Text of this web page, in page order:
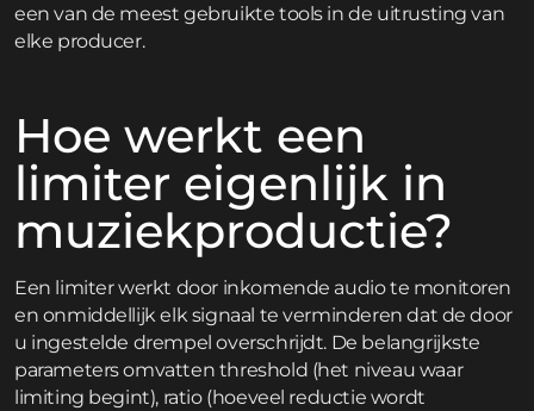
een van de meest gebruikte tools in de uitrusting van
elke producer.
Hoe werkt een
limiter eigenlijk in
muziekproductie?
Een limiter werkt door inkomende audio te monitoren
en onmiddellijk elk signaal te verminderen dat de door
u ingestelde drempel overschrijdt. De belangrijkste
parameters omvatten threshold (het niveau waar
limiting begint), ratio (hoeveel reductie wordt